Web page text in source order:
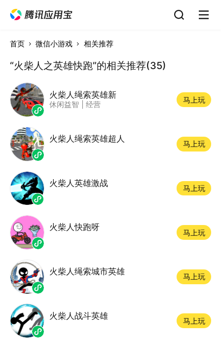
首页 微信小游戏 相关推荐
“火柴人之英雄快跑”的相关推荐(35)
火柴人绳索英雄新
休闲益智 经营
马上玩
火柴人绳索英雄超人
马上玩
火柴人英雄激战
马上玩
火柴人快跑呀
马上玩
火柴人绳索城市英雄
马上玩
火柴人战斗英雄
马上玩